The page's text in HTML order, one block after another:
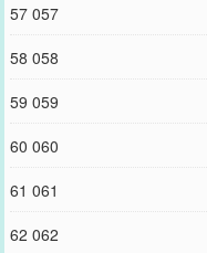
57 057
58 058
59 059
60 060
61 061
62 062